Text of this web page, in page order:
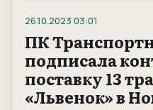
26.10.2023 03:01
ПК
подписала
поставку 13
«Львенок» в